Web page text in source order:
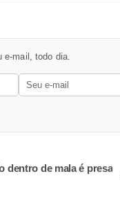
e-mail, todo dia.
dentro de mala é presa